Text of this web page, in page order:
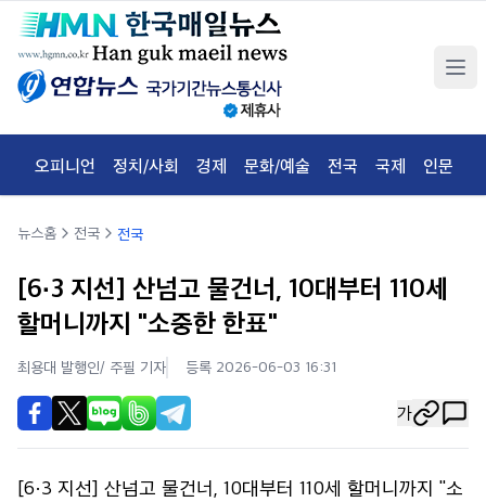
오피니언 정치/사회 경제 문화/예술 전국 국제 인문
뉴스홈 전국 전국
[6·3 지선] 산넘고 물건너, 10대부터 110세
할머니까지 "소중한 한표"
최용대 발행인/ 주필 기자 등록 2026-06-03 16:31
가
[6·3 지선] 산넘고 물건너, 10대부터 110세 할머니까지 "소